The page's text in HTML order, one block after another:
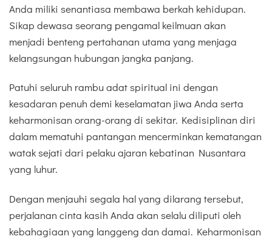
Anda miliki senantiasa membawa berkah kehidupan.
Sikap dewasa seorang pengamal keilmuan akan
menjadi benteng pertahanan utama yang menjaga
kelangsungan hubungan jangka panjang.
Patuhi seluruh rambu adat spiritual ini dengan
kesadaran penuh demi keselamatan jiwa Anda serta
keharmonisan orang-orang di sekitar. Kedisiplinan diri
dalam mematuhi pantangan mencerminkan kematangan
watak sejati dari pelaku ajaran kebatinan Nusantara
yang luhur.
Dengan menjauhi segala hal yang dilarang tersebut,
perjalanan cinta kasih Anda akan selalu diliputi oleh
kebahagiaan yang langgeng dan damai. Keharmonisan